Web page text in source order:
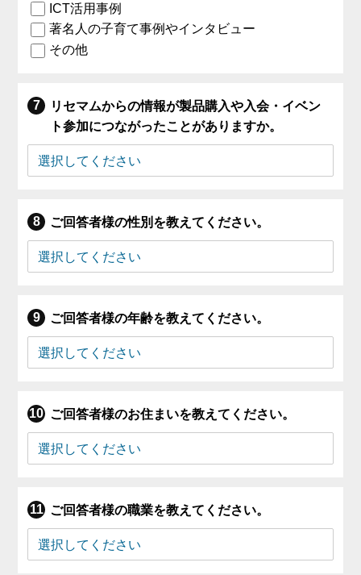
ICT活用事例
著名人の子育て事例やインタビュー
その他
リセマムからの情報が製品購入や入会・イベン
ト参加につながったことがありますか。
ご回答者様の性別を教えてください。
ご回答者様の年齢を教えてください。
ご回答者様のお住まいを教えてください。
ご回答者様の職業を教えてください。